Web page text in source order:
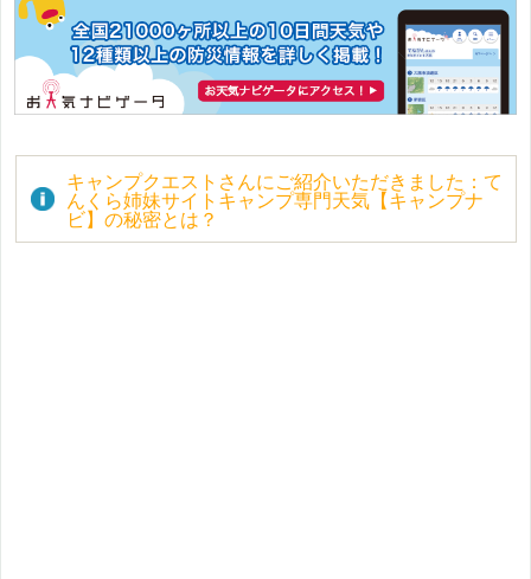
キャンプクエストさんにご紹介いただきました：て
んくら姉妹サイトキャンプ専門天気【キャンプナ
ビ】の秘密とは？